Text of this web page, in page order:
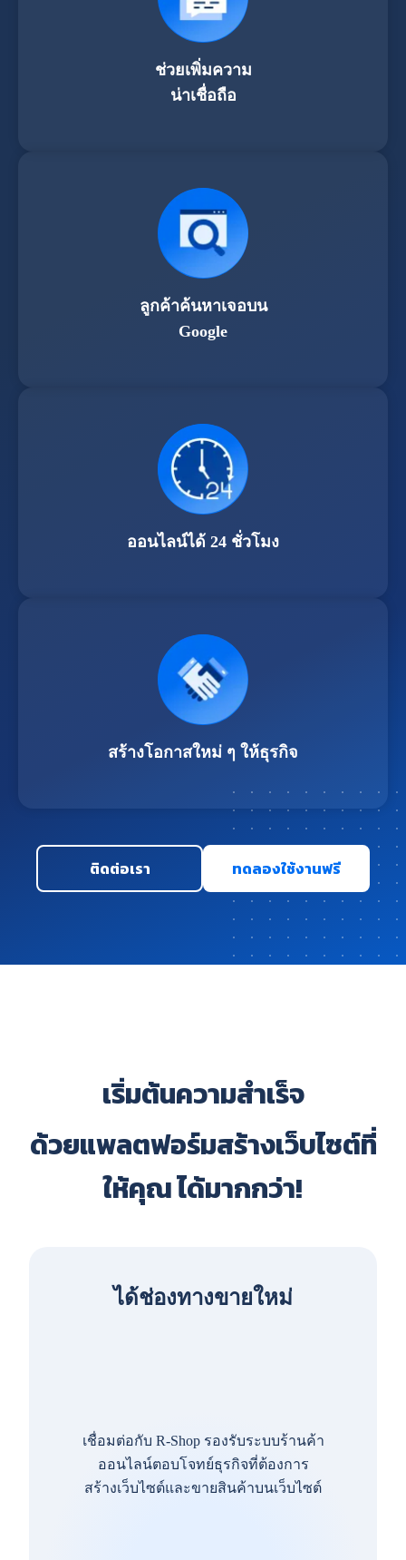
ช่วยเพิ่มความ
น่าเชื่อถือ
ลูกค้าค้นหาเจอบน
Google
ออนไลน์ได้ 24 ชั่วโมง
สร้างโอกาสใหม่ ๆ ให้ธุรกิจ
ติดต่อเรา ทดลองใช้งานฟรี
เริ่มต้นความสำเร็จ
ด้วยแพลตฟอร์มสร้างเว็บไซต์ที่
ให้คุณ ได้มากกว่า!
ได้ช่องทางขายใหม่
เชื่อมต่อกับ R-Shop รองรับระบบร้านค้า
ออนไลน์ตอบโจทย์ธุรกิจที่ต้องการ
สร้างเว็บไซต์และขายสินค้าบนเว็บไซต์